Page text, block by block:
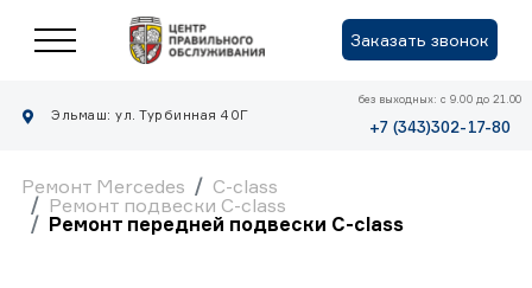
Заказать звонок
Эльмаш: ул. Турбинная 40Г
без выходных: с 9.00 до 21.00
+7 (343)302-17-80
Ремонт Mercedes
C-class
Ремонт подвески C-class
Ремонт передней подвески C-class